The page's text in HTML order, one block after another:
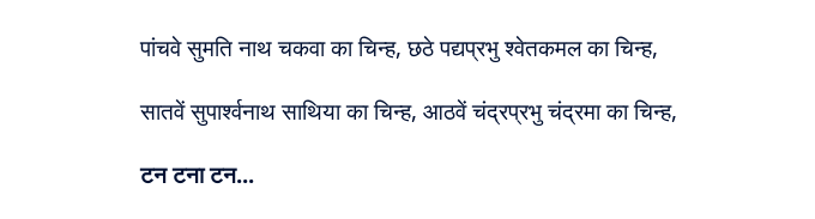
पांचवे सुमति नाथ चकवा का चिन्ह, छठे पद्यप्रभु श्वेतकमल का चिन्ह,
सातवें सुपार्श्वनाथ साथिया का चिन्ह, आठवें चंद्रप्रभु चंद्रमा का चिन्ह,
टन टना टन...